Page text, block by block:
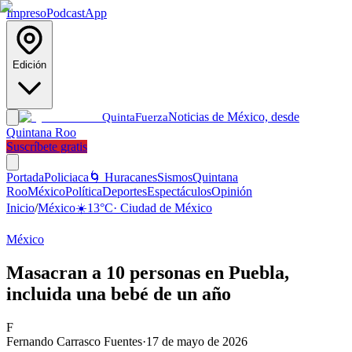
ImpresoPodcastApp
Edición
QuintaFuerzaNoticias de México, desde
Quintana Roo
Suscríbete gratis
PortadaPoliciaca 🌀 HuracanesSismosQuintana
RooMéxicoPolíticaDeportesEspectáculosOpinión
Inicio/México☀️13°C· Ciudad de México
México
Masacran a 10 personas en Puebla,
incluida una bebé de un año
F
Fernando Carrasco Fuentes·17 de mayo de 2026